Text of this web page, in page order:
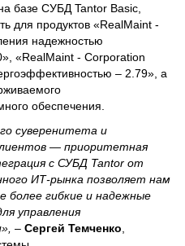
базе СУБД Tantor Basic,
для продуктов «RealMaint -
надежностью
«RealMaint - Corporation
– 2.79», а
обеспечения.
суверенитета и
— приоритетная
с СУБД Tantor от
ИТ-рынка позволяет нам
более гибкие и надежные
управления
– Сергей Темченко